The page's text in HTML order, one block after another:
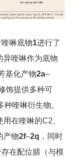
啉底物1进行了
异喹啉作为底物
基化产物2a–
饰提供多种可
种喹啉衍生物。
用在喹啉的C2、
产物2f–2q ，同时
在配位腈（与模